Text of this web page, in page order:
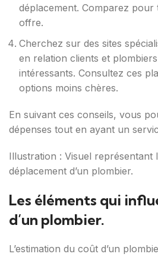
déplacement. Comparez
offre.
Cherchez sur des sites
en relation clients et
intéressants. Consultez ces
options moins chères.
En suivant ces conseils, vous
dépenses tout en ayant un
Illustration : Visuel représentant
déplacement d’un plombier.
Les éléments qui
d’un plombier.
L’estimation du coût d’un